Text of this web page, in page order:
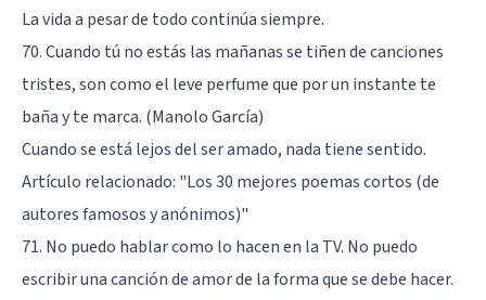
La vida a pesar de todo continúa siempre.
70. Cuando tú no estás las mañanas se tiñen de canciones
tristes, son como el leve perfume que por un instante te
baña y te marca. (Manolo García)
Cuando se está lejos del ser amado, nada tiene sentido.
Artículo relacionado: "Los 30 mejores poemas cortos (de
autores famosos y anónimos)"
71. No puedo hablar como lo hacen en la TV. No puedo
escribir una canción de amor de la forma que se debe hacer.